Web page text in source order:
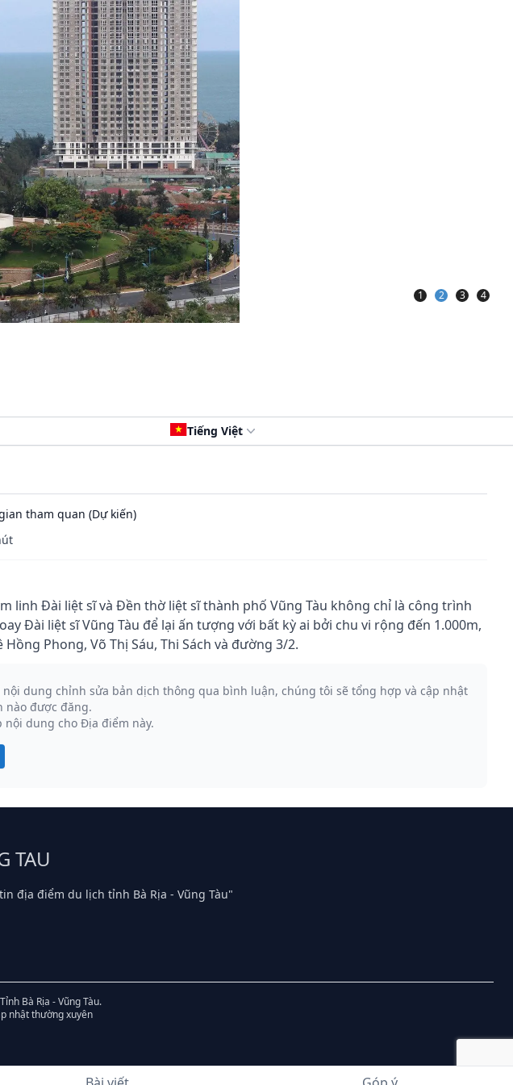
1 2 3 4
Tiếng Việt
tham quan (Dự kiến)
linh Đài liệt sĩ và Đền thờ liệt sĩ thành phố Vũng Tàu không chỉ là công trình
Đài liệt sĩ Vũng Tàu để lại ấn tượng với bất kỳ ai bởi chu vi rộng đến 1.000m,
Phong, Võ Thị Sáu, Thi Sách và đường 3/2.
dung chỉnh sửa bản dịch thông qua bình luận, chúng tôi sẽ tổng hợp và cập nhật
nào được đăng.
dung cho Địa điểm này.
TAU
địa điểm du lịch tỉnh Bà Rịa - Vũng Tàu"
Bà Rịa - Vũng Tàu.
nhật thường xuyên